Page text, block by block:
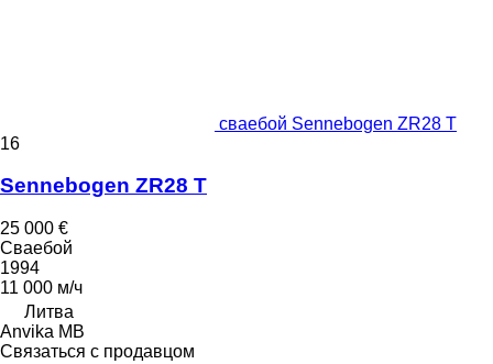
сваебой Sennebogen ZR28 T
16
Sennebogen ZR28 T
25 000 €
Сваебой
1994
11 000 м/ч
Литва
Anvika MB
Связаться с продавцом